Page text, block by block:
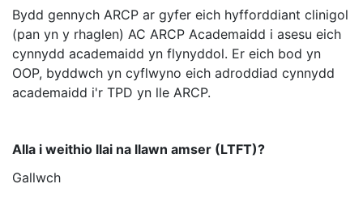
Bydd gennych ARCP ar gyfer eich hyfforddiant clinigol
(pan yn y rhaglen) AC ARCP Academaidd i asesu eich
cynnydd academaidd yn flynyddol. Er eich bod yn
OOP, byddwch yn cyflwyno eich adroddiad cynnydd
academaidd i'r TPD yn lle ARCP.
Alla i weithio llai na llawn amser (LTFT)?
Gallwch